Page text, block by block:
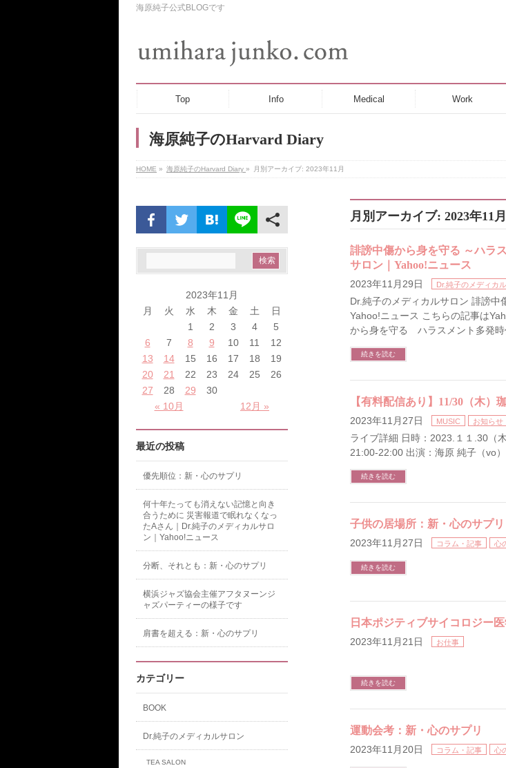
海原純子公式BLOGです
Top Info Medical Work
海原純子のHarvard Diary
HOME » 海原純子のHarvard Diary » 月別アーカイブ: 2023年11月
月別アーカイブ: 2023年11月
誹謗中傷から身を守る ～ハラ
サロン｜Yahoo!ニュース
2023年11月29日 Dr.純子のメディカ
Dr.純子のメディカルサロン 誹謗中
Yahoo!ニュース こちらの記事は
から身を守る ハラスメント多発時
続きを読む
【有料配信あり】11/30（木）
2023年11月27日 MUSIC お知らせ
ライブ詳細 日時：2023.１１.30（
21:00-22:00 出演：海原 純子（vo
続きを読む
子供の居場所：新・心のサプリ
2023年11月27日 コラム・記事 心
続きを読む
日本ポジティブサイコロジー
2023年11月21日 お仕事
続きを読む
運動会考：新・心のサプリ
2023年11月20日 コラム・記事 心
2023年11月
月
火 水 木 金 土 日
« 10月 12月 »
1 2 3 4
5
6
7 8 9 10 11
12
13
14 15 16 17 18
19
20
21 22 23 24 25
26
27
28 29 30
最近の投稿
優先順位：新・心のサプリ
何十年たっても消えない記憶と向き
合うために 災害報道で眠れなくなっ
たAさん｜Dr.純子のメディカルサロ
ン｜Yahoo!ニュース
分断、それとも：新・心のサプリ
横浜ジャズ協会主催アフタヌーンジ
ャズパーティーの様子です
肩書を超える：新・心のサプリ
カテゴリー
BOOK
Dr.純子のメディカルサロン
TEA SALON